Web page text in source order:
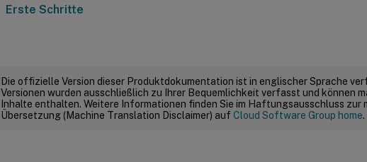
Erste Schritte
Die offizielle Version dieser Produktdokumentation ist in englischer Sprache
Versionen wurden ausschließlich zu Ihrer Bequemlichkeit verfasst und können
Inhalte enthalten. Weitere Informationen finden Sie im Haftungsausschluss zur
Übersetzung (Machine Translation Disclaimer) auf Cloud Software Group home.